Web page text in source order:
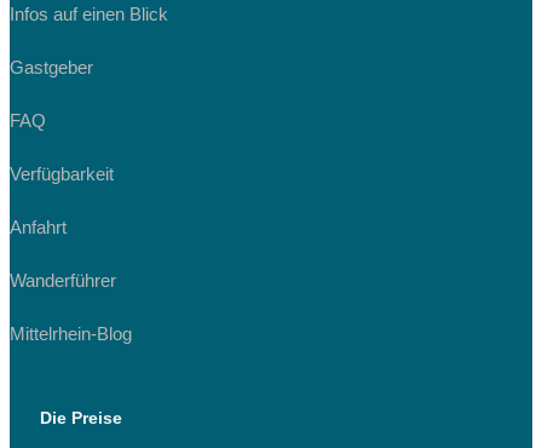
Infos auf einen Blick
Gastgeber
FAQ
Verfügbarkeit
Anfahrt
Wanderführer
Mittelrhein-Blog
Die Preise